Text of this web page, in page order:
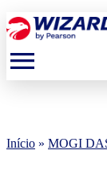
menu
Início » MOGI